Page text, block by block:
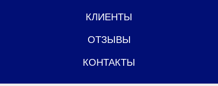
КЛИЕНТЫ
ОТЗЫВЫ
КОНТАКТЫ